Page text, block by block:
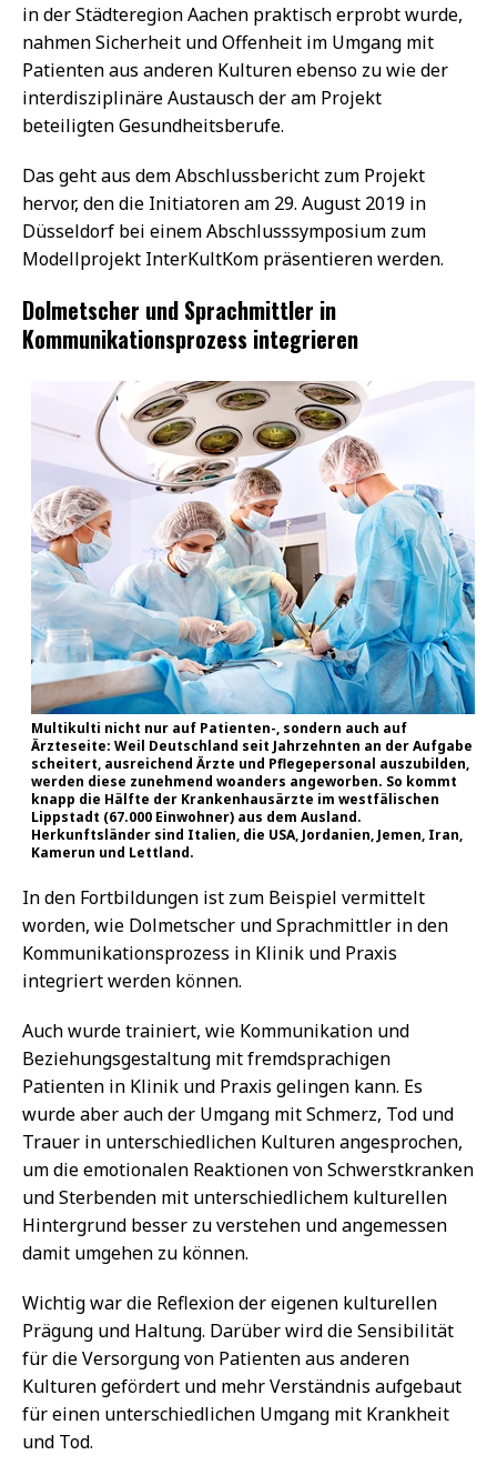
in der Städteregion Aachen praktisch erprobt wurde,
nahmen Sicherheit und Offenheit im Umgang mit
Patienten aus anderen Kulturen ebenso zu wie der
interdisziplinäre Austausch der am Projekt
beteiligten Gesundheitsberufe.
Das geht aus dem Abschlussbericht zum Projekt
hervor, den die Initiatoren am 29. August 2019 in
Düsseldorf bei einem Abschlusssymposium zum
Modellprojekt InterKultKom präsentieren werden.
Dolmetscher und Sprachmittler in
Kommunikationsprozess integrieren
Multikulti nicht nur auf Patienten-, sondern auch auf
Ärzteseite: Weil Deutschland seit Jahrzehnten an der Aufgabe
scheitert, ausreichend Ärzte und Pflegepersonal auszubilden,
werden diese zunehmend woanders angeworben. So kommt
knapp die Hälfte der Krankenhausärzte im westfälischen
Lippstadt (67.000 Einwohner) aus dem Ausland.
Herkunftsländer sind Italien, die USA, Jordanien, Jemen, Iran,
Kamerun und Lettland.
In den Fortbildungen ist zum Beispiel vermittelt
worden, wie Dolmetscher und Sprachmittler in den
Kommunikationsprozess in Klinik und Praxis
integriert werden können.
Auch wurde trainiert, wie Kommunikation und
Beziehungsgestaltung mit fremdsprachigen
Patienten in Klinik und Praxis gelingen kann. Es
wurde aber auch der Umgang mit Schmerz, Tod und
Trauer in unterschiedlichen Kulturen angesprochen,
um die emotionalen Reaktionen von Schwerstkranken
und Sterbenden mit unterschiedlichem kulturellen
Hintergrund besser zu verstehen und angemessen
damit umgehen zu können.
Wichtig war die Reflexion der eigenen kulturellen
Prägung und Haltung. Darüber wird die Sensibilität
für die Versorgung von Patienten aus anderen
Kulturen gefördert und mehr Verständnis aufgebaut
für einen unterschiedlichen Umgang mit Krankheit
und Tod.